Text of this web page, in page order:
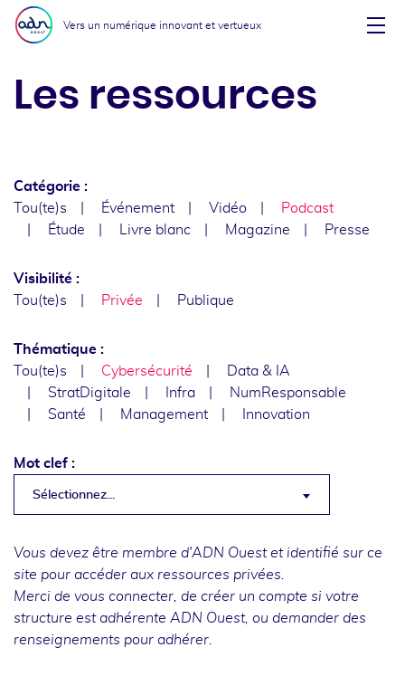
Aller au menu
Aller au contenu
Vers un numérique innovant et vertueux
Les ressources
Catégorie :
Tou(te)s
Événement Vidéo
Podcast
Étude
Livre blanc Magazine Presse
Visibilité :
Tou(te)s
Privée Publique
Thématique :
Tou(te)s
Cybersécurité
Data & IA
StratDigitale
Infra
NumResponsable
Santé
Management Innovation
Mot clef :
Sélectionnez...
Vous devez être membre d'ADN Ouest et identifié sur ce
site pour accéder aux ressources privées.
Merci de vous connecter , de créer un compte si votre
structure est adhérente ADN Ouest, ou demander des
renseignements pour adhérer.